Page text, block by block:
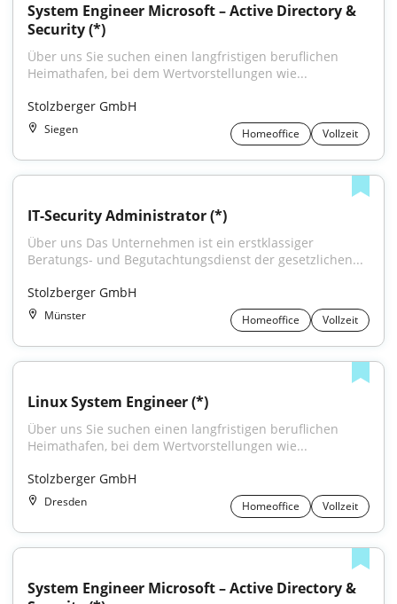
System Engineer Microsoft – Active Directory &
Security (*)
Über uns Sie suchen einen langfristigen beruflichen
Heimathafen, bei dem Wertvorstellungen wie...
Stolzberger GmbH
Siegen Homeoffice Vollzeit
IT-Security Administrator (*)
Über uns Das Unternehmen ist ein erstklassiger
Beratungs- und Begutachtungsdienst der gesetzlichen...
Stolzberger GmbH
Münster Homeoffice Vollzeit
Linux System Engineer (*)
Über uns Sie suchen einen langfristigen beruflichen
Heimathafen, bei dem Wertvorstellungen wie...
Stolzberger GmbH
Dresden Homeoffice Vollzeit
System Engineer Microsoft – Active Directory &